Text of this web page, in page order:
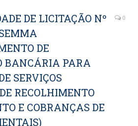
DE LICITAÇÃO Nº
DE
BANCÁRIA PARA
SERVIÇOS
RECOLHIMENTO
E COBRANÇAS DE
0